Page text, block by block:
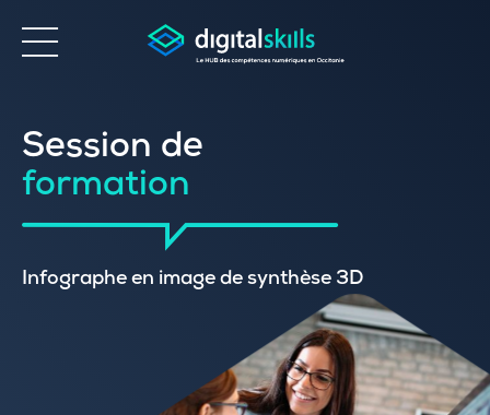
Accessibilité
Session de
formation
Infographe en image de synthèse 3D